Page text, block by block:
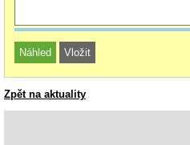
Zpět na aktuality